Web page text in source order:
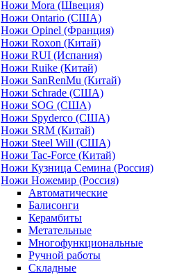
Ножи Mora (Швеция)
Ножи Ontario (США)
Ножи Opinel (Франция)
Ножи Roxon (Китай)
Ножи RUI (Испания)
Ножи Ruike (Китай)
Ножи SanRenMu (Китай)
Ножи Schrade (США)
Ножи SOG (США)
Ножи Spyderco (США)
Ножи SRM (Китай)
Ножи Steel Will (США)
Ножи Tac-Force (Китай)
Ножи Кузница Семина (Россия)
Ножи Ножемир (Россия)
Автоматические
Балисонги
Керамбиты
Метательные
Многофункциональные
Ручной работы
Складные